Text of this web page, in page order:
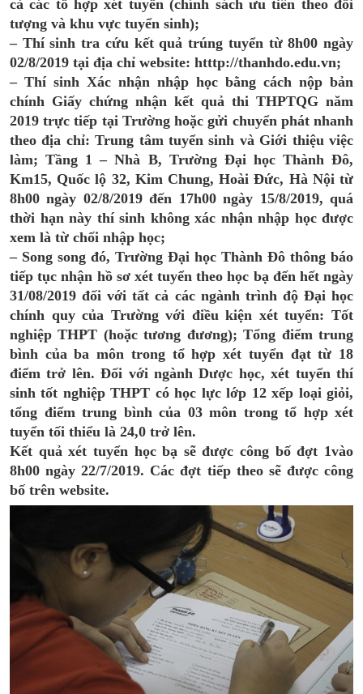
cả các tổ hợp xét tuyển (chính sách ưu tiên theo đối
tượng và khu vực tuyển sinh);
– Thí sinh tra cứu kết quả trúng tuyển từ 8h00 ngày
02/8/2019 tại địa chỉ website: htttp://thanhdo.edu.vn;
– Thí sinh Xác nhận nhập học bằng cách nộp bản
chính Giấy chứng nhận kết quả thi THPTQG năm
2019 trực tiếp tại Trường hoặc gửi chuyển phát nhanh
theo địa chỉ: Trung tâm tuyển sinh và Giới thiệu việc
làm; Tầng 1 – Nhà B, Trường Đại học Thành Đô,
Km15, Quốc lộ 32, Kim Chung, Hoài Đức, Hà Nội từ
8h00 ngày 02/8/2019 đến 17h00 ngày 15/8/2019, quá
thời hạn này thí sinh không xác nhận nhập học được
xem là từ chối nhập học;
– Song song đó, Trường Đại học Thành Đô thông báo
tiếp tục nhận hồ sơ xét tuyển theo học bạ đến hết ngày
31/08/2019 đối với tất cả các ngành trình độ Đại học
chính quy của Trường với điều kiện xét tuyển: Tốt
nghiệp THPT (hoặc tương đương); Tổng điểm trung
bình của ba môn trong tổ hợp xét tuyển đạt từ 18
điểm trở lên. Đối với ngành Dược học, xét tuyển thí
sinh tốt nghiệp THPT có học lực lớp 12 xếp loại giỏi,
tổng điểm trung bình của 03 môn trong tổ hợp xét
tuyển tối thiểu là 24,0 trở lên.
Kết quả xét tuyển học bạ sẽ được công bố đợt 1vào
8h00 ngày 22/7/2019. Các đợt tiếp theo sẽ được công
bố trên website.